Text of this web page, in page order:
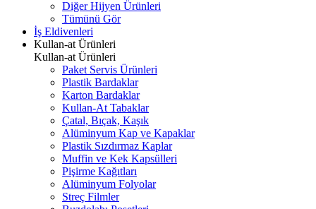
Diğer Hijyen Ürünleri
Tümünü Gör
İş Eldivenleri
Kullan-at Ürünleri
Kullan-at Ürünleri
Paket Servis Ürünleri
Plastik Bardaklar
Karton Bardaklar
Kullan-At Tabaklar
Çatal, Bıçak, Kaşık
Alüminyum Kap ve Kapaklar
Plastik Sızdırmaz Kaplar
Muffin ve Kek Kapsülleri
Pişirme Kağıtları
Alüminyum Folyolar
Streç Filmler